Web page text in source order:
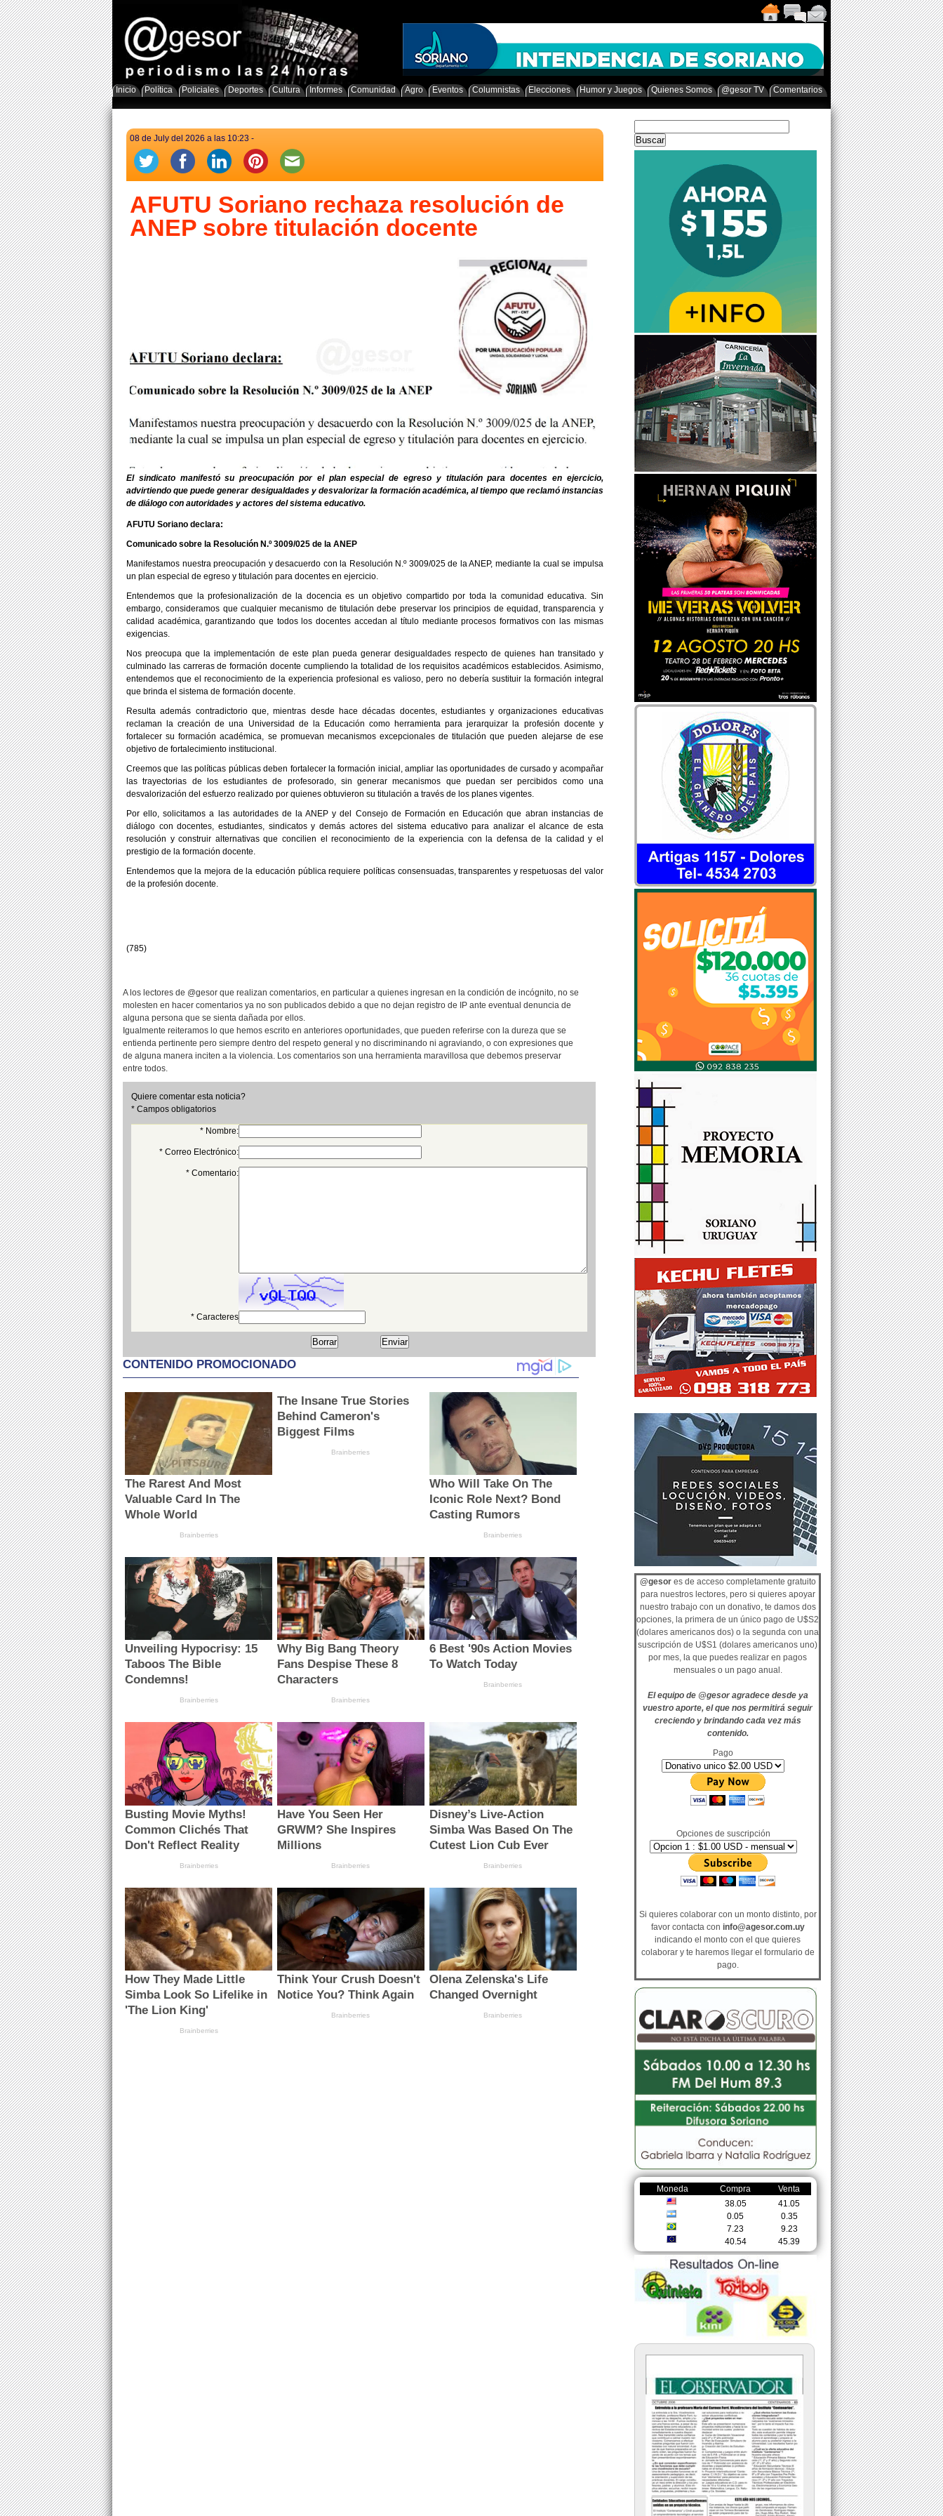
Inicio Política Policiales Deportes Cultura Informes Comunidad Agro Eventos Columnistas Elecciones Humor y Juegos Quienes Somos @gesor TV Comentarios
@gesores de acceso completamente gratuito
para nuestros lectores, pero si quieres apoyar
nuestro trabajo con un donativo, te damos dos
opciones, la primera de un único pago de U$S2
(dolares americanos dos) o la segunda con una
suscripción de U$S1 (dolares americanos uno)
por mes, la que puedes realizar en pagos
mensuales o un pago anual.
El equipo de @gesor agradece desde ya
vuestro aporte, el que nos permitirá seguir
creciendo y brindando cada vez más
contenido.
Pago
Opciones de suscripción
Si quieres colaborar con un monto distinto, por
favor contacta con info@agesor.com.uy
indicando el monto con el que quieres
colaborar y te haremos llegar el formulario de
pago.
Moneda Compra
Venta
38.05
41.05
0.05
0.35
7.23
9.23
40.54
45.39
08 de July del 2026 a las 10:23 -
AFUTU Soriano rechaza resolución de
ANEP sobre titulación docente
El sindicato manifestó su preocupación por el plan especial de egreso y titulación para docentes en ejercicio,
advirtiendo que puede generar desigualdades y desvalorizar la formación académica, al tiempo que reclamó instancias
de diálogo con autoridades y actores del sistema educativo.
AFUTU Soriano declara:
Comunicado sobre la Resolución N.º 3009/025 de la ANEP
Manifestamos nuestra preocupación y desacuerdo con la Resolución N.º 3009/025 de la ANEP, mediante la cual se impulsa
un plan especial de egreso y titulación para docentes en ejercicio.
Entendemos que la profesionalización de la docencia es un objetivo compartido por toda la comunidad educativa. Sin
embargo, consideramos que cualquier mecanismo de titulación debe preservar los principios de equidad, transparencia y
calidad académica, garantizando que todos los docentes accedan al título mediante procesos formativos con las mismas
exigencias.
Nos preocupa que la implementación de este plan pueda generar desigualdades respecto de quienes han transitado y
culminado las carreras de formación docente cumpliendo la totalidad de los requisitos académicos establecidos. Asimismo,
entendemos que el reconocimiento de la experiencia profesional es valioso, pero no debería sustituir la formación integral
que brinda el sistema de formación docente.
Resulta además contradictorio que, mientras desde hace décadas docentes, estudiantes y organizaciones educativas
reclaman la creación de una Universidad de la Educación como herramienta para jerarquizar la profesión docente y
fortalecer su formación académica, se promuevan mecanismos excepcionales de titulación que pueden alejarse de ese
objetivo de fortalecimiento institucional.
Creemos que las políticas públicas deben fortalecer la formación inicial, ampliar las oportunidades de cursado y acompañar
las trayectorias de los estudiantes de profesorado, sin generar mecanismos que puedan ser percibidos como una
desvalorización del esfuerzo realizado por quienes obtuvieron su titulación a través de los planes vigentes.
Por ello, solicitamos a las autoridades de la ANEP y del Consejo de Formación en Educación que abran instancias de
diálogo con docentes, estudiantes, sindicatos y demás actores del sistema educativo para analizar el alcance de esta
resolución y construir alternativas que concilien el reconocimiento de la experiencia con la defensa de la calidad y el
prestigio de la formación docente.
Entendemos que la mejora de la educación pública requiere políticas consensuadas, transparentes y respetuosas del valor
de la profesión docente.
(785)
A los lectores de @gesor que realizan comentarios, en particular a quienes ingresan en la condición de incógnito, no se
molesten en hacer comentarios ya no son publicados debido a que no dejan registro de IP ante eventual denuncia de
alguna persona que se sienta dañada por ellos.
Igualmente reiteramos lo que hemos escrito en anteriores oportunidades, que pueden referirse con la dureza que se
entienda pertinente pero siempre dentro del respeto general y no discriminando ni agraviando, o con expresiones que
de alguna manera inciten a la violencia. Los comentarios son una herramienta maravillosa que debemos preservar
entre todos.
Quiere comentar esta noticia?
* Campos obligatorios
* Nombre:
* Correo Electrónico:
* Comentario:
* Caracteres